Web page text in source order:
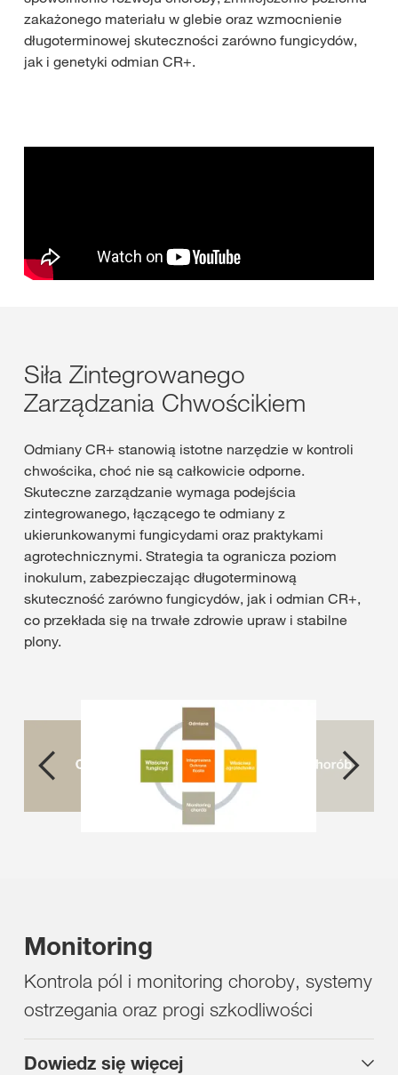
zakażonego materiału w glebie oraz wzmocnienie
długoterminowej skuteczności zarówno fungicydów,
jak i genetyki odmian CR+.
Siła Zintegrowanego
Zarządzania Chwościkiem
Odmiany CR+ stanowią istotne narzędzie w kontroli
chwościka, choć nie są całkowicie odporne.
Skuteczne zarządzanie wymaga podejścia
zintegrowanego, łączącego te odmiany z
ukierunkowanymi fungicydami oraz praktykami
agrotechnicznymi. Strategia ta ogranicza poziom
inokulum, zabezpieczając długoterminową
skuteczność zarówno fungicydów, jak i odmian CR+,
co przekłada się na trwałe zdrowie upraw i stabilne
plony.
Monitoring
Kontrola pól i monitoring choroby, systemy
ostrzegania oraz progi szkodliwości
Dowiedz się więcej